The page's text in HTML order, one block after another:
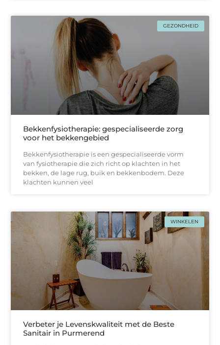
GEZONDHEID
Bekkenfysiotherapie: gespecialiseerde zorg
voor het bekkengebied
Bekkenfysiotherapie is een gespecialiseerde vorm
van fysiotherapie die zich richt op klachten in het
bekken, de lage rug, buik en bekkenbodem. Deze
klachten kunnen veel
WINKELEN
Verbeter je Levenskwaliteit met de Beste
Sanitair in Purmerend